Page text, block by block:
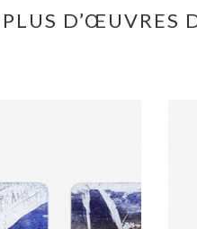
PLUS D’ŒUVRES